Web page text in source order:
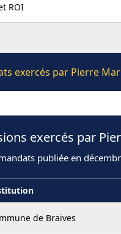
ROI
exercés par Pierre
exercés par
publiée en
de Braives